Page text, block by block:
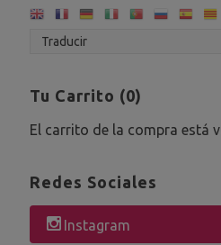
Tu Carrito (0)
El carrito de la compra está
Redes Sociales
Instagram